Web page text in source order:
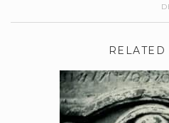
RELATED